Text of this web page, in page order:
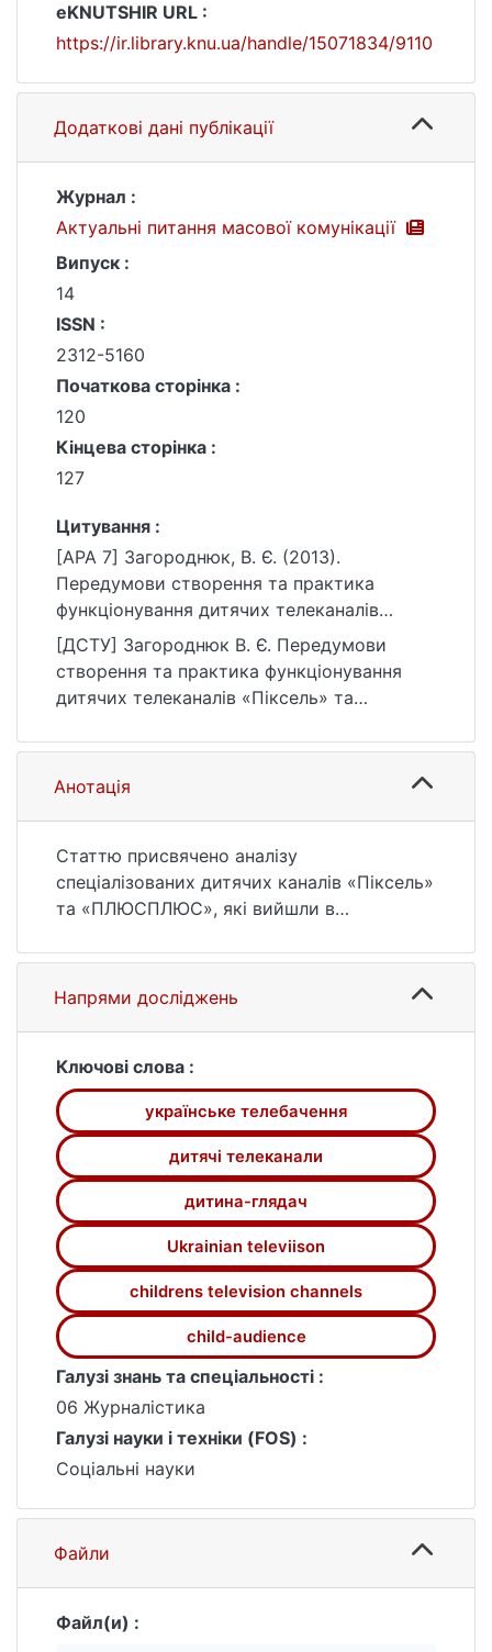
eKNUTSHIR URL :
https://ir.library.knu.ua/handle/15071834/9110
Додаткові дані публікації
Журнал :
Актуальні питання масової комунікації
Випуск :
14
ISSN :
2312-5160
Початкова сторінка :
120
Кінцева сторінка :
127
Цитування :
[APA 7] Загороднюк, В. Є. (2013).
Передумови створення та практика
функціонування дитячих телеканалів
«Піксель» та «ПЛЮСПЛЮС». Актуальні
питання масової комунікації, (14), 120–127.
https://ir.library.knu.ua/handle/15071834/9110
[ДСТУ] Загороднюк В. Є. Передумови
створення та практика функціонування
дитячих телеканалів «Піксель» та
комунікації. 2013. № 14. С. 120—127. URL:
https://ir.library.knu.ua/handle/15071834/9110
(дата звернення: 26.07.2026).
Анотація
Статтю присвячено аналізу
спеціалізованих дитячих каналів «Піксель»
та «ПЛЮСПЛЮС», які вийшли в
та серпні 2012 року відповідно.
Розглядаються передумови появи,
особливості функціонування, контент та
Напрями досліджень
Ключові слова :
українське телебачення
дитячі телеканали
дитина-глядач
Ukrainian televiison
childrens television channels
child-audience
Галузі знань та спеціальності :
06 Журналістика
Галузі науки і техніки (FOS) :
Соціальні науки
Файли
Файл(и) :